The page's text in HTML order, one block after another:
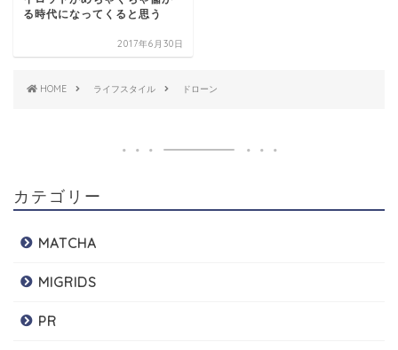
る時代になってくると思う
2017年6月30日
HOME ライフスタイル ドローン
カテゴリー
MATCHA
MIGRIDS
PR